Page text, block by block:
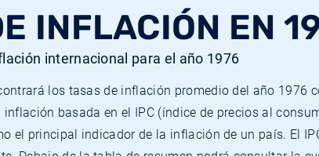
INFLACIÓN EN
internacional para el año 1976
los tasas de inflación promedio del año 1976
basada en el IPC (índice de precios al
el principal indicador de la inflación de un país. El